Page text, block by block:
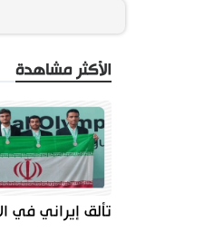
الأكثر مشاهدة
تألق إيراني في